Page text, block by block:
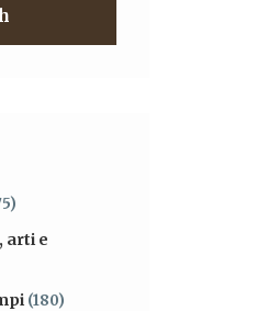
arti e
(180)